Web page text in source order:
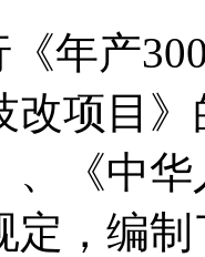
年产
改项目
、《中
定，编